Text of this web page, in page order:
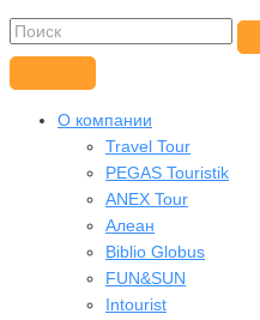
О компании
Travel Tour
PEGAS Touristik
ANEX Tour
Алеан
Biblio Globus
FUN&SUN
Intourist